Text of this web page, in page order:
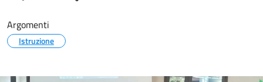
Argomenti
Istruzione